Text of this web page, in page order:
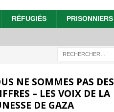
RÉFUGIÉS PRISONNIERS
NE SOMMES PAS DES
– LES VOIX DE LA
DE GAZA